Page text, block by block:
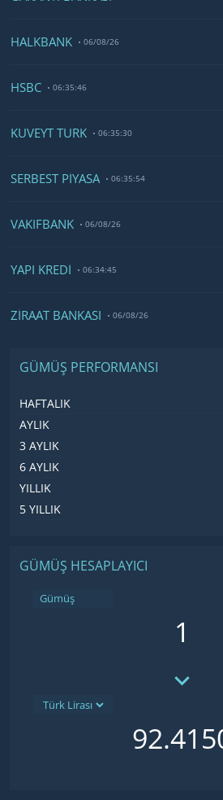
HALKBANK 06/08/26
HSBC 06:35:46
KUVEYT TÜRK 06:35:30
SERBEST PİYASA 06:35:54
VAKIFBANK 06/08/26
YAPI KREDİ 06:34:45
ZİRAAT BANKASI 06/08/26
GÜMÜŞ PERFORMANSI
HAFTALIK
AYLIK
3 AYLIK
6 AYLIK
YILLIK
5 YILLIK
GÜMÜŞ HESAPLAYICI
Gümüş